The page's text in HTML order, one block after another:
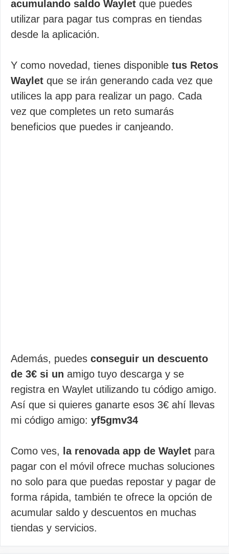
acumulando saldo Waylet que puedes
utilizar para pagar tus compras en tiendas
desde la aplicación.
Y como novedad, tienes disponible tus Retos
Waylet que se irán generando cada vez que
utilices la app para realizar un pago. Cada
vez que completes un reto sumarás
beneficios que puedes ir canjeando.
Además, puedes conseguir un descuento
de 3€ si un amigo tuyo descarga y se
registra en Waylet utilizando tu código amigo.
Así que si quieres ganarte esos 3€ ahí llevas
mi código amigo: yf5gmv34
Como ves, la renovada app de Waylet para
pagar con el móvil ofrece muchas soluciones
no solo para que puedas repostar y pagar de
forma rápida, también te ofrece la opción de
acumular saldo y descuentos en muchas
tiendas y servicios.